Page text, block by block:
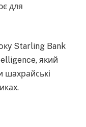
для
Starling Bank
який
шахрайські